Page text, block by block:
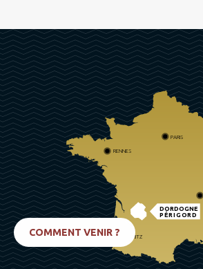
DORDOGNE
PÉRIGORD
PARIS
RENNES
BIARRITZ
COMMENT VENIR ?